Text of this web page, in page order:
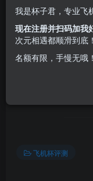
©版权声明
⚠️本站内容仅供个人学
则。
飞机杯评测
我是杯子君，专业飞
现在注册并扫码加我
次元相遇都顺滑到底！
名额有限，手慢无哦